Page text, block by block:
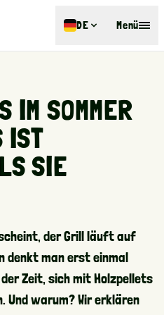
DE Menü
IM SOMMER
IST
SIE
der Grill läuft auf
denkt man erst einmal
Zeit, sich mit Holzpellets
Und warum? Wir erklären